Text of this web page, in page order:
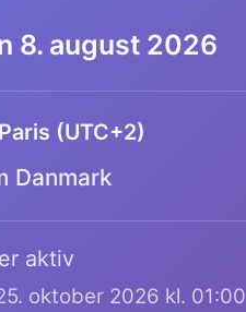
8. august 2026
(UTC+2)
Danmark
aktiv
oktober 2026 kl. 01:00